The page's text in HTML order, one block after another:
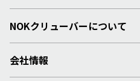
NOKクリューバーについて
会社情報